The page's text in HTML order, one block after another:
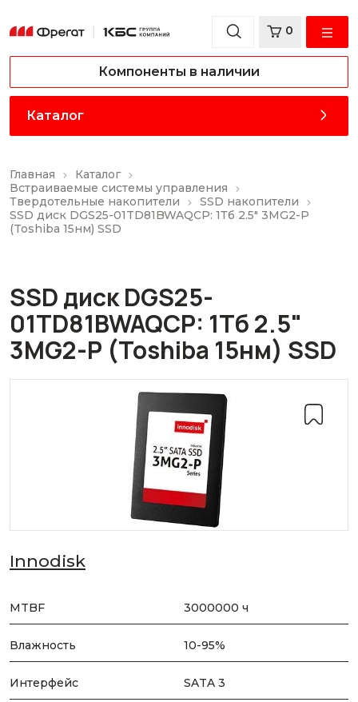
0
Компоненты в наличии
Каталог
Главная
Каталог
Встраиваемые системы управления
Твердотельные накопители
SSD накопители
SSD диск DGS25-01TD81BWAQCP: 1Тб 2.5" 3MG2-P
(Toshiba 15нм) SSD
SSD диск DGS25-
01TD81BWAQCP: 1Тб 2.5"
3MG2-P (Toshiba 15нм) SSD
Innodisk
MTBF 3000000 ч
Влажность 10-95%
Интерфейс SATA 3